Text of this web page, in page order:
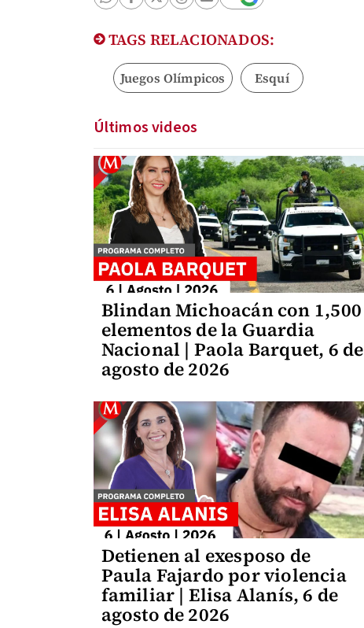
TAGS RELACIONADOS:
Juegos Olímpicos Esquí
Últimos videos
Blindan Michoacán con 1,500
elementos de la Guardia
Nacional | Paola Barquet, 6 de
agosto de 2026
Detienen al exesposo de
Paula Fajardo por violencia
familiar | Elisa Alanís, 6 de
agosto de 2026